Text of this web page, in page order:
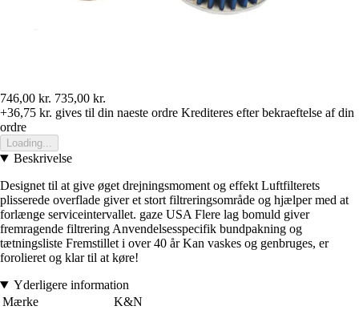
746,00 kr. 735,00 kr.
+36,75 kr. gives til din naeste ordre Krediteres efter bekraeftelse af din
ordre
Loading...
Beskrivelse
Designet til at give øget drejningsmoment og effekt Luftfilterets
plisserede overflade giver et stort filtreringsområde og hjælper med at
forlænge serviceintervallet. gaze USA Flere lag bomuld giver
fremragende filtrering Anvendelsesspecifik bundpakning og
tætningsliste Fremstillet i over 40 år Kan vaskes og genbruges, er
forolieret og klar til at køre!
Yderligere information
Mærke
K&N